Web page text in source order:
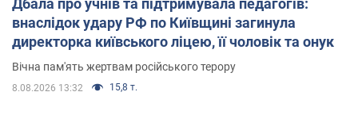
внаслідок удару РФ по Київщині загинула
директорка київського ліцею, її чоловік та онук
Вічна пам'ять жертвам російського терору
8.08.2026 13:32 15,8 т.